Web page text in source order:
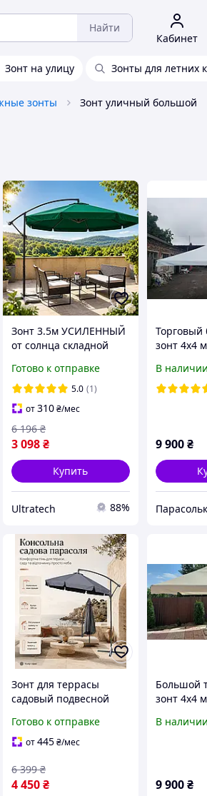
Найти
Кабинет
Зонт на улицу Зонты для летних
зонты Зонт уличный большой
Зонт 3.5м УСИЛЕННЫЙ
от солнца складной
отдыха на улице,
большой зонт для
уличной террасы, Зонт
садовый
Готово к отправке
5.0 (1)
от310₴/мес
3 098₴
6 196 ₴
Купить
Ultratech 88%
Торговый
зонт 4х4
барный,
В наличии
9 900 ₴
Зонт для террасы
садовый подвесной
уличный зонт с чехлом
для сада балкона кафе
пляжный
Готово к отправке
от445₴/мес
4 450₴
6 399 ₴
Большой
зонт 4х4
В наличии
9 900 ₴